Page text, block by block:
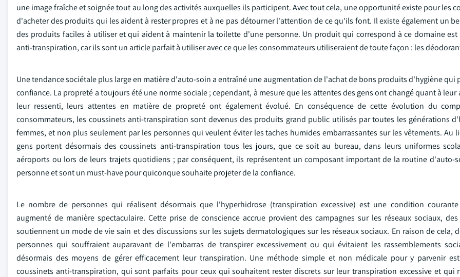
une image fraîche et soignée tout au long des activités auxquelles ils participent. Avec tout cela, une opportunité existe pour les
d'acheter des produits qui les aident à rester propres et à ne pas détourner l'attention de ce qu'ils font. Il existe également un
des produits faciles à utiliser et qui aident à maintenir la toilette d'une personne. Un produit qui correspond à ce domaine est
anti-transpiration, car ils sont un article parfait à utiliser avec ce que les consommateurs utiliseraient de toute façon : les
Une tendance sociétale plus large en matière d'auto-soin a entraîné une augmentation de l'achat de bons produits d'hygiène qui
confiance. La propreté a toujours été une norme sociale ; cependant, à mesure que les attentes des gens ont changé quant à leur
leur ressenti, leurs attentes en matière de propreté ont également évolué. En conséquence de cette évolution du
consommateurs, les coussinets anti-transpiration sont devenus des produits grand public utilisés par toutes les générations
femmes, et non plus seulement par les personnes qui veulent éviter les taches humides embarrassantes sur les vêtements. Au
gens portent désormais des coussinets anti-transpiration tous les jours, que ce soit au bureau, dans leurs uniformes
aéroports ou lors de leurs trajets quotidiens ; par conséquent, ils représentent un composant important de la routine d'auto-
personne et sont un must-have pour quiconque souhaite projeter de la confiance.
Le nombre de personnes qui réalisent désormais que l'hyperhidrose (transpiration excessive) est une condition
augmenté de manière spectaculaire. Cette prise de conscience accrue provient des campagnes sur les réseaux sociaux,
soutiennent un mode de vie sain et des discussions sur les sujets dermatologiques sur les réseaux sociaux. En raison de cela,
personnes qui souffraient auparavant de l'embarras de transpirer excessivement ou qui évitaient les rassemblements
désormais des moyens de gérer efficacement leur transpiration. Une méthode simple et non médicale pour y parvenir
coussinets anti-transpiration, qui sont parfaits pour ceux qui souhaitent rester discrets sur leur transpiration excessive et qui